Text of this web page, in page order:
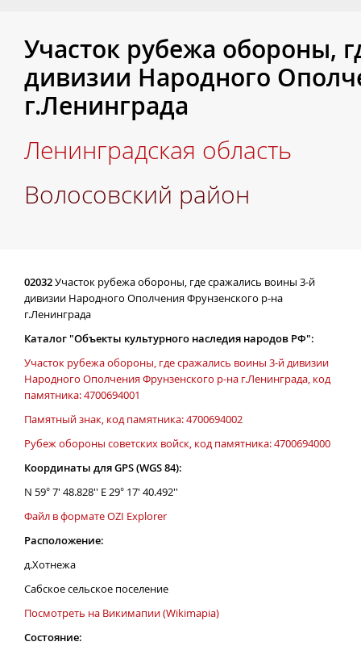
Участок рубежа обороны,
дивизии Народного
г.Ленинграда
Ленинградская область
Волосовский район
02032Участок рубежа обороны, где сражались воины 3-й
дивизии Народного Ополчения Фрунзенского р-на
г.Ленинграда
Каталог "Объекты культурного наследия народов РФ":
Участок рубежа обороны, где сражались воины 3-й дивизии
Народного Ополчения Фрунзенского р-на г.Ленинграда, код
памятника: 4700694001
Памятный знак, код памятника: 4700694002
Рубеж обороны советских войск, код памятника: 4700694000
Координаты для GPS (WGS 84):
N 59° 7' 48.828'' E 29° 17' 40.492''
Файл в формате OZI Explorer
Расположение:
д.Хотнежа
Сабское сельское поселение
Посмотреть на Викимапии (Wikimapia)
Состояние: